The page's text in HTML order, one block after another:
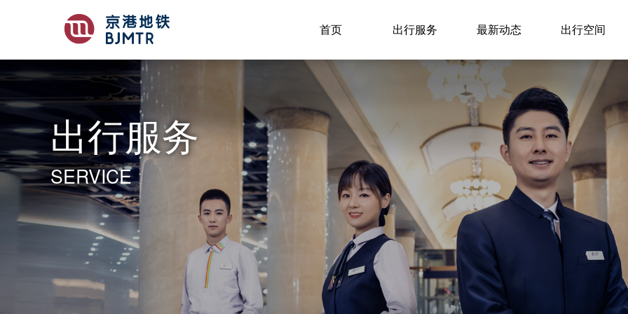
首页 出行服务 最新动态 出行空间
出行服务
SERVICE